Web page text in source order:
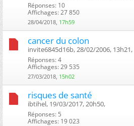
Réponses: 10
Affichages: 27 850
28/04/2018, 17h59
cancer du colon
invite6845d16b, 28/02/2006, 13h21, ‎
Réponses: 4
Affichages: 29 535
27/03/2018, 15h02
risques de santé
ibtihel, 19/03/2017, 20h50, ‎
Réponses: 5
Affichages: 19 023